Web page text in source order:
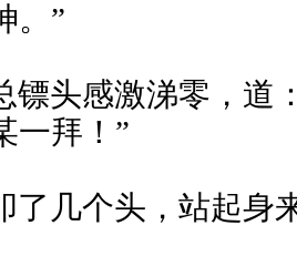
。”
头感激涕零，道
一拜！”
几个头，站起身